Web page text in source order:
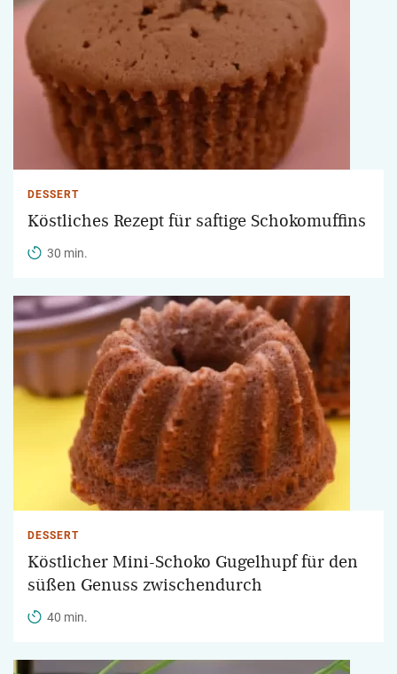
DESSERT
Köstliches Rezept für saftige Schokomuffins
30 min.
DESSERT
Köstlicher Mini-Schoko Gugelhupf für den
süßen Genuss zwischendurch
40 min.